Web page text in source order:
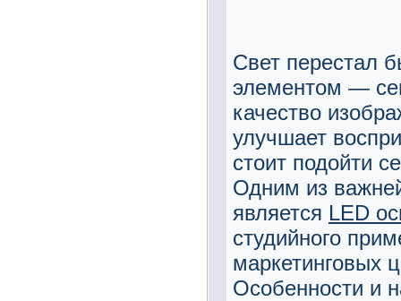
Свет перестал
элементом —
качество
улучшает
стоит подойти
Одним из
является LED
студийного
маркетинговых
Особенности и